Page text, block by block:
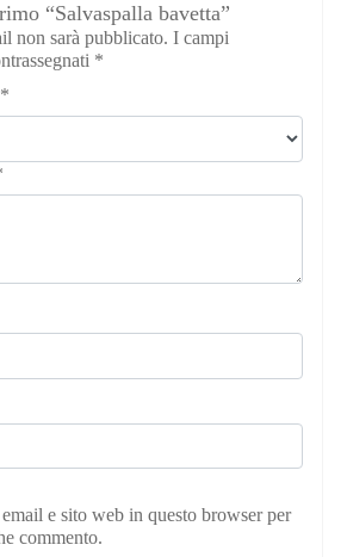
“Salvaspalla bavetta”
non sarà pubblicato. I campi
*
*
e sito web in questo browser per
commento.